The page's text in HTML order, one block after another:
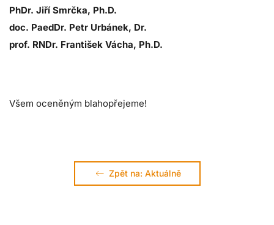
PhDr. Jiří Smrčka, Ph.D.
doc. PaedDr. Petr Urbánek, Dr.
prof. RNDr. František Vácha, Ph.D.
Všem oceněným blahopřejeme!
Zpět na: Aktuálně